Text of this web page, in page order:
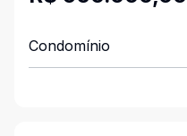
Condomínio